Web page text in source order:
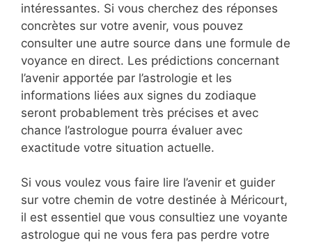
intéressantes. Si vous cherchez des réponses
concrètes sur votre avenir, vous pouvez
consulter une autre source dans une formule de
voyance en direct. Les prédictions concernant
l’avenir apportée par l’astrologie et les
informations liées aux signes du zodiaque
seront probablement très précises et avec
chance l’astrologue pourra évaluer avec
exactitude votre situation actuelle.
Si vous voulez vous faire lire l’avenir et guider
sur votre chemin de votre destinée à Méricourt,
il est essentiel que vous consultiez une voyante
astrologue qui ne vous fera pas perdre votre